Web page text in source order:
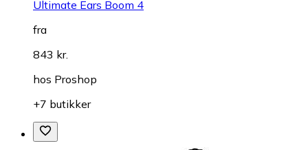
Ultimate Ears Boom 4
fra
843 kr.
hos Proshop
+7 butikker